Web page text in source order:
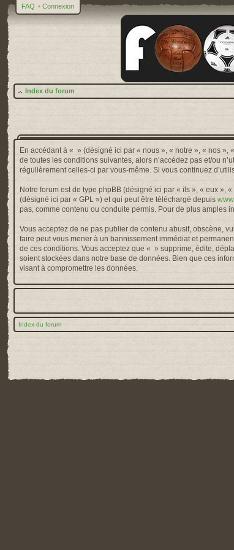
FAQ • Connexion
Index du forum
En accédant à « » (désigné ici par « nous », « notre », « nos »,
de toutes les conditions suivantes, alors n’accédez pas et/ou
régulièrement celles-ci par vous-même. Si vous continuez
Notre forum est de type phpBB (désigné ici par « ils », « eux »,
(désigné ici par « GPL ») et qui peut être téléchargé depuis
pas, comme contenu ou conduite permis. Pour de plus amples
Vous acceptez de ne pas publier de contenu abusif, obscène,
faire peut vous mener à un bannissement immédiat et
de ces conditions. Vous acceptez que « » supprime, édite,
soient stockées dans notre base de données. Bien que ces
visant à compromettre les données.
Index du forum